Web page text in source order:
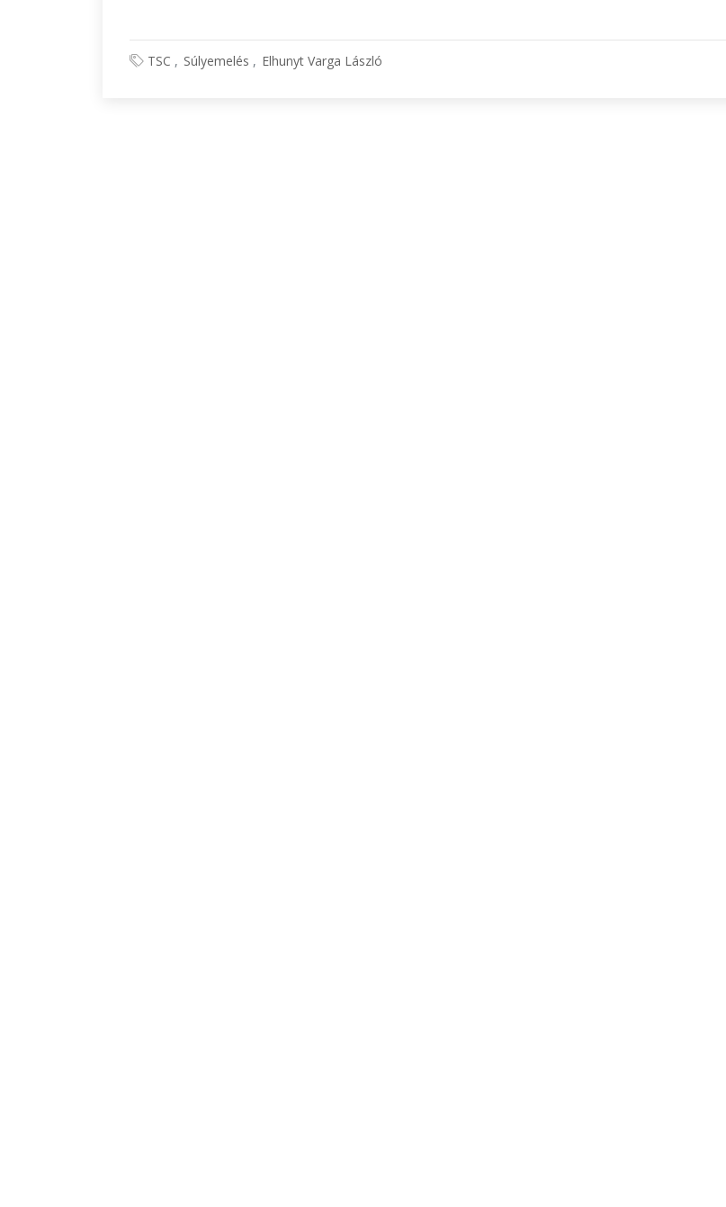
TSC Súlyemelés Elhunyt Varga László